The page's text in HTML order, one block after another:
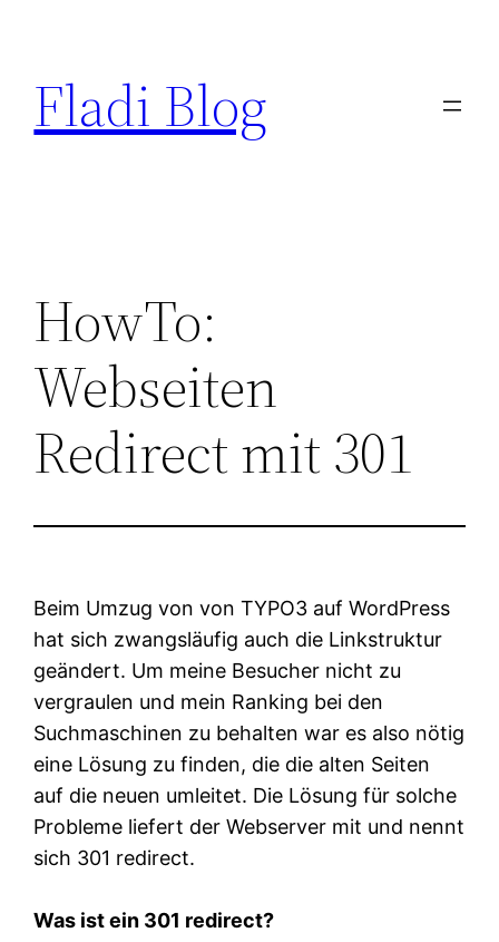
springen
Fladi Blog
HowTo:
Webseiten
Redirect mit 301
Beim Umzug von von TYPO3 auf WordPress
hat sich zwangsläufig auch die Linkstruktur
geändert. Um meine Besucher nicht zu
vergraulen und mein Ranking bei den
Suchmaschinen zu behalten war es also nötig
eine Lösung zu finden, die die alten Seiten
auf die neuen umleitet. Die Lösung für solche
Probleme liefert der Webserver mit und nennt
sich 301 redirect.
Was ist ein 301 redirect?